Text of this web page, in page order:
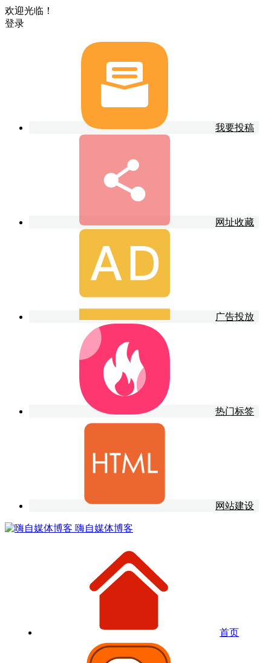
欢迎光临！
登录
我要投稿
网址收藏
广告投放
热门标签
网站建设
嗨自媒体博客
首页